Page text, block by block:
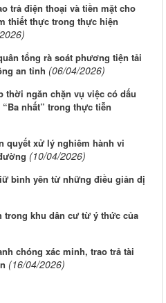
trả điện thoại và tiền mặt cho
thiết thực trong thực hiện
tổng rà soát phương tiện tải
an tỉnh (06/04/2026)
thời ngăn chặn vụ việc có dấu
nhất” trong thực tiễn
quyết xử lý nghiêm hành vi
(10/04/2026)
bình yên từ những điều giản dị
trong khu dân cư từ ý thức của
chóng xác minh, trao trả tài
(16/04/2026)